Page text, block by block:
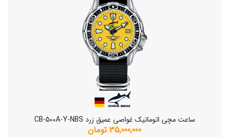
ساعت مچی اتوماتیک غواصی عمیق زرد CB-500A-Y-NBS
35,000,000 تومان